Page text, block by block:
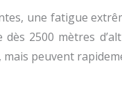
une fatigue
2500 mètres
peuvent